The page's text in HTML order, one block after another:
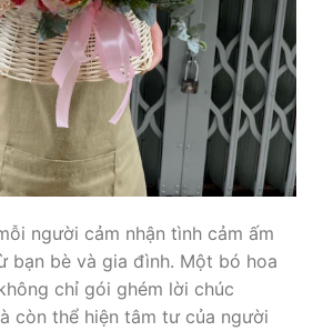
người cảm nhận tình cảm ấm
bạn bè và gia đình. Một bó hoa
chỉ gói ghém lời chúc
còn thể hiện tâm tư của người